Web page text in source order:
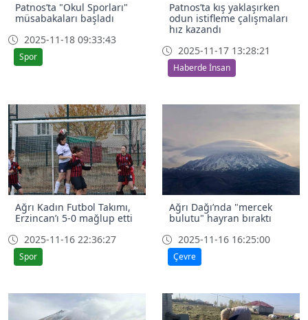
Patnos’ta "Okul Sporları"
müsabakaları başladı
2025-11-18 09:33:43
Spor
Patnos’ta kış yaklaşırken
odun istifleme çalışmaları
hız kazandı
2025-11-17 13:28:21
Haberde İnsan
Ağrı Kadın Futbol Takımı,
Erzincan’ı 5-0 mağlup etti
2025-11-16 22:36:27
Spor
Ağrı Dağı’nda "mercek
bulutu" hayran bıraktı
2025-11-16 16:25:00
Çevre